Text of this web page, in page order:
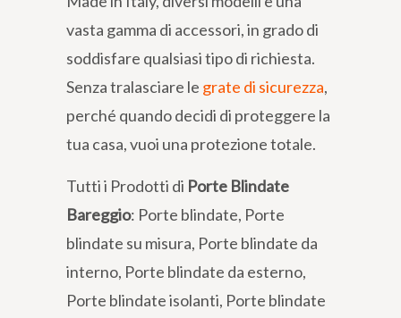
vasta gamma di accessori, in grado di
soddisfare qualsiasi tipo di richiesta.
Senza tralasciare le grate di sicurezza,
perché quando decidi di proteggere la
tua casa, vuoi una protezione totale.
Tutti i Prodotti di Porte Blindate
Bareggio: Porte blindate, Porte
blindate su misura, Porte blindate da
interno, Porte blindate da esterno,
Porte blindate isolanti, Porte blindate